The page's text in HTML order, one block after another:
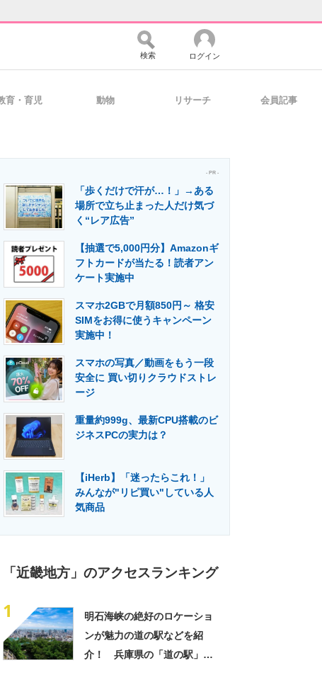
コミュニティ マーケ×ITの今がよく分かる
活用を支援
門メディア 建設×テクノロジーの最前線
検索 ログイン
育・育児 動物 リサーチ 会員記事
- PR -
「歩くだけで汗が…！」→ある
場所で立ち止まった人だけ気づ
く“レア広告”
【抽選で5,000円分】Amazonギ
フトカードが当たる！読者アン
ケート実施中
スマホ2GBで月額850円～ 格安
SIMをお得に使うキャンペーン
実施中！
スマホの写真／動画をもう一段
安全に 買い切りクラウドストレ
ージ
重量約999g、最新CPU搭載のビ
ジネスPCの実力は？
【iHerb】「迷ったらこれ！」
みんなが"リピ買い"している人
気商品
「近畿地方」のアクセスランキング
1
明石海峡の絶好のロケーショ
ンが魅力の道の駅などを紹
介！ 兵庫県の「道の駅」お